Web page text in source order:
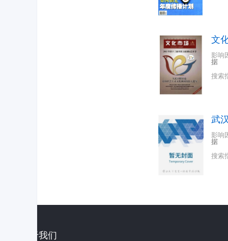
文
影响
据
搜索
武
影响
据
搜索
关于我们